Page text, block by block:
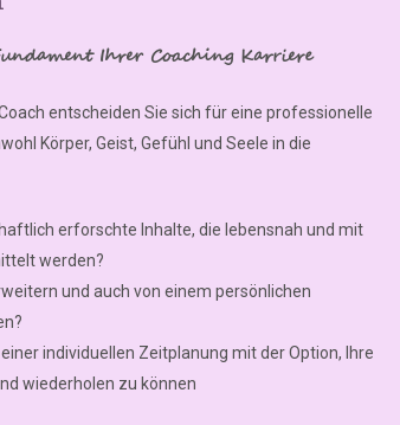
Ihrer Coaching Karriere
entscheiden Sie sich für eine professionelle
Körper, Geist, Gefühl und Seele in die
erforschte Inhalte, die lebensnah und mit
werden?
und auch von einem persönlichen
individuellen Zeitplanung mit der Option, Ihre
wiederholen zu können